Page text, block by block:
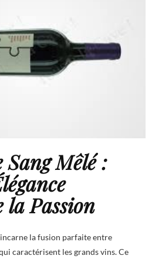
Sang Mêlé :
la Passion
la fusion parfaite entre
caractérisent les grands vins. Ce